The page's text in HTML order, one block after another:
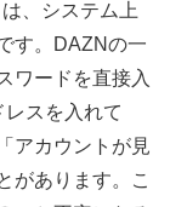
、システム上
す。DAZNの一
ワードを直接入
スを入れて
アカウントが見
があります。こ